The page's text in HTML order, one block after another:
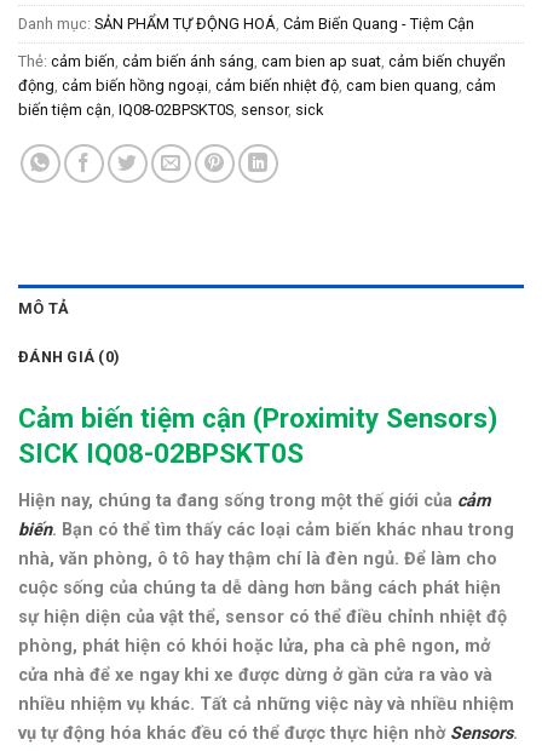
Danh mục: SẢN PHẨM TỰ ĐỘNG HOÁ Cảm Biến Quang - Tiệm Cận
Thẻ: cảm biến cảm biến ánh sáng cam bien ap suat cảm biến chuyển
động cảm biến hồng ngoại cảm biến nhiệt độ cam bien quang cảm
biến tiệm cận IQ08-02BPSKT0S sensor, sick
MÔ TẢ
ĐÁNH GIÁ (0)
Cảm biến tiệm cận (Proximity Sensors)
SICK IQ08-02BPSKT0S
Hiện nay, chúng ta đang sống trong một thế giới của cảm
biến. Bạn có thể tìm thấy các loại cảm biến khác nhau trong
nhà, văn phòng, ô tô hay thậm chí là đèn ngủ. Để làm cho
cuộc sống của chúng ta dễ dàng hơn bằng cách phát hiện
sự hiện diện của vật thể, sensor có thể điều chỉnh nhiệt độ
phòng, phát hiện có khói hoặc lửa, pha cà phê ngon, mở
cửa nhà để xe ngay khi xe được dừng ở gần cửa ra vào và
nhiều nhiệm vụ khác. Tất cả những việc này và nhiều nhiệm
vụ tự động hóa khác đều có thể được thực hiện nhờ Sensors.